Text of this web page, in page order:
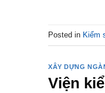
Posted in Kiểm
XÂY DỰNG
Viện